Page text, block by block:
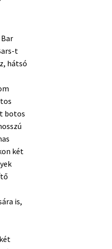
t
hátsó
botos
két
is,